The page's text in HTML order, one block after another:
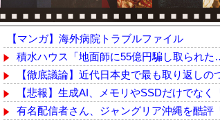
【マンガ】海外病院トラブルファイル
積水ハウス「地面師に55億円騙し取られ
【徹底議論】近代日本史で最も取り返しの
【悲報】生成AI、メモリやSSDだけでな
有名配信者さん、ジャングリア沖縄を酷評